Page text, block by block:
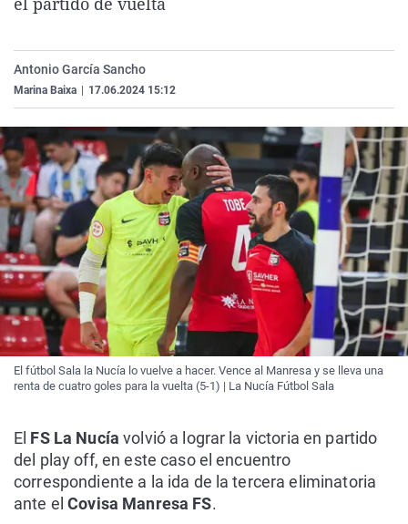
Gente viajera
Retornados
Operación Viuda
Galicia
Navarra
País Vasco
Televisión
Antonio García Sancho
Marina Baixa 17.06.2024 15:12
El fútbol Sala la Nucía lo vuelve a hacer. Vence al Manresa y se lleva una
renta de cuatro goles para la vuelta (5-1) | La Nucía Fútbol Sala
El FS La Nucía volvió a lograr la victoria en partido
del play off, en este caso el encuentro
correspondiente a la ida de la tercera eliminatoria
ante elCovisa Manresa FS.